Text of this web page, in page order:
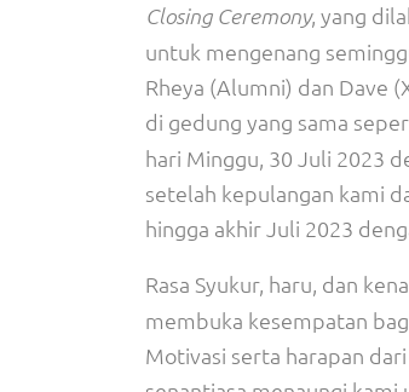
Closing Ceremony, yang
untuk mengenang
Rheya (Alumni) dan Dave
di gedung yang sama
hari Minggu, 30 Juli 2023
setelah kepulangan kami
hingga akhir Juli 2023
Rasa Syukur, haru, dan
membuka kesempatan
Motivasi serta harapan